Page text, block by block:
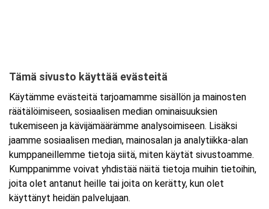
Tarkempi kartta ja ajo-ohjeet
Tämä sivusto käyttää evästeitä
Käytämme evästeitä tarjoamamme sisällön ja mainosten
räätälöimiseen, sosiaalisen median ominaisuuksien
tukemiseen ja kävijämäärämme analysoimiseen. Lisäksi
jaamme sosiaalisen median, mainosalan ja analytiikka-alan
kumppaneillemme tietoja siitä, miten käytät sivustoamme.
Kumppanimme voivat yhdistää näitä tietoja muihin tietoihin,
joita olet antanut heille tai joita on kerätty, kun olet
käyttänyt heidän palvelujaan.